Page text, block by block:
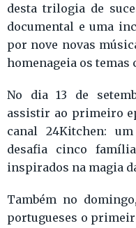
desta trilogia de
documental e uma
por nove novas
homenageia os temas
No dia 13 de
assistir ao primeiro
canal 24Kitchen:
desafia cinco
inspirados na magia
Também no
portugueses o